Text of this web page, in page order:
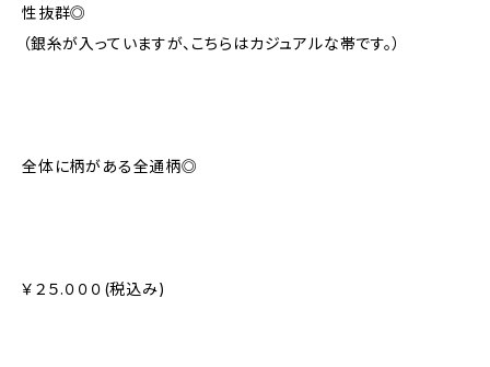
性抜群◎
（銀糸が入っていますが、こちらはカジュアルな帯です。）
全体に柄がある全通柄◎
￥２５.０００(税込み)